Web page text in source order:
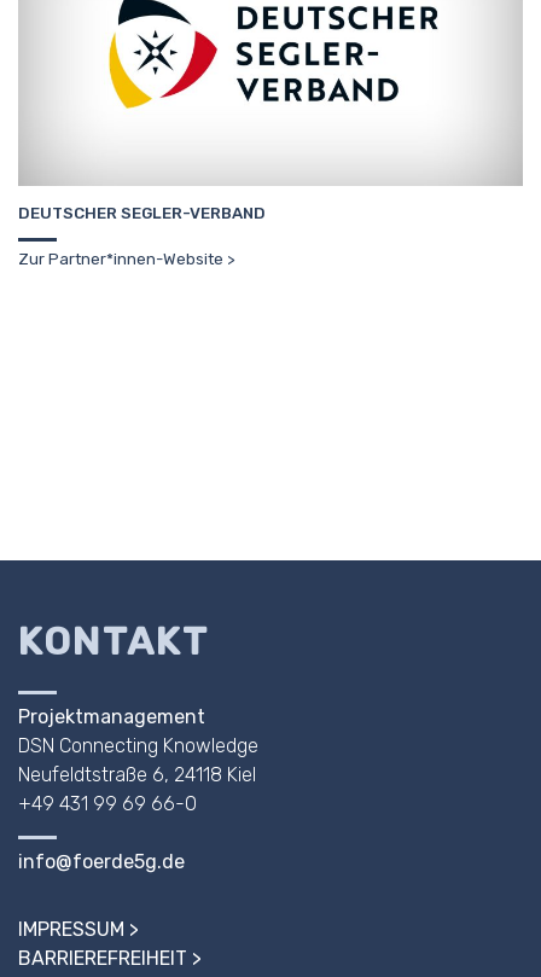
DEUTSCHER SEGLER-VERBAND
Zur Partner*innen-Website
KONTAKT
Projektmanagement
DSN Connecting Knowledge
Neufeldtstraße 6, 24118 Kiel
+49 431 99 69 66-0
info@foerde5g.de
IMPRESSUM
BARRIEREFREIHEIT